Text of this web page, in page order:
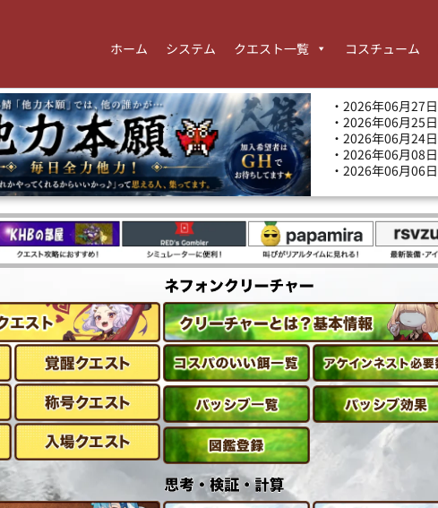
ホーム システム クエスト一覧 コスチューム
・2026年06月27日
・2026年06月25日
・2026年06月24日
・2026年06月08日
・2026年06月06日